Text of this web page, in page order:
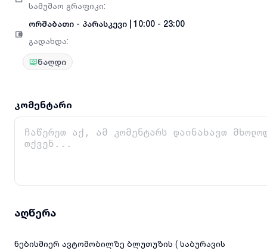
სამუშაო გრაფიკი:
ორშაბათი - პარასკევი 10:00 - 23:00
გადახდა:
ნაღდი
კომენტარი
აღწერა
ნებისმიერ ავტომობილზე ბლუთუზის ( საბურავის